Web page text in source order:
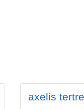
axelis tertre